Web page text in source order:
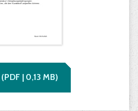
(PDF | 0,13 MB)